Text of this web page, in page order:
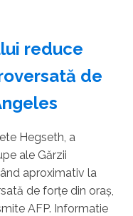
reduce
de
Hegseth, a
ale Gărzii
aproximativ la
de forţe din oraş,
AFP. Informatie